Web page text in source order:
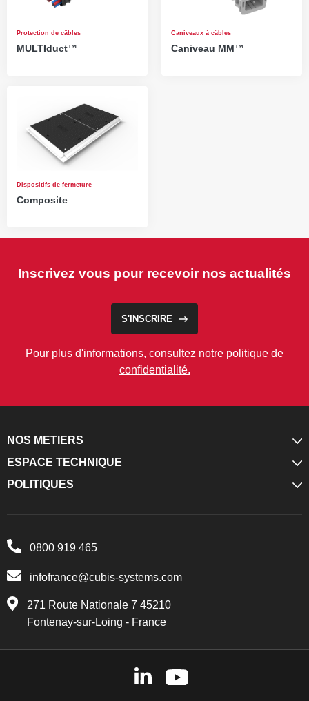
Protection de câbles
MULTIduct™
Caniveaux à câbles
Caniveau MM™
Dispositifs de fermeture
Composite
Inscrivez vous pour recevoir nos actualités
S'INSCRIRE
Pour plus d'informations, consultez notre politique de
confidentialité.
NOS METIERS
ESPACE TECHNIQUE
POLITIQUES
0800 919 465
infofrance@cubis-systems.com
271 Route Nationale 7 45210
Fontenay-sur-Loing - France